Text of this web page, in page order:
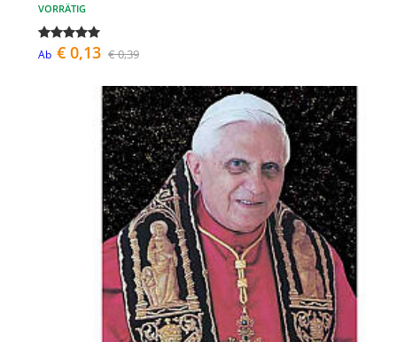
VORRÄTIG
Ab € 0,13 € 0,39